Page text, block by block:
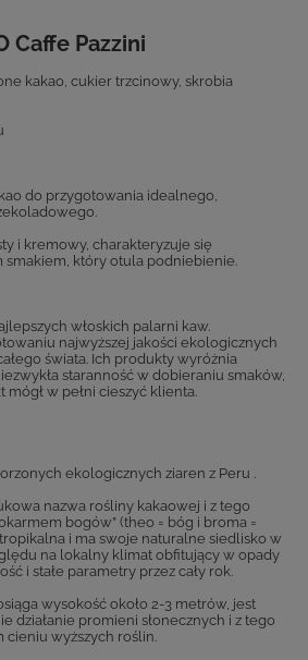
Caffe Pazzini
kakao, cukier trzcinowy, skrobia
do przygotowania idealnego,
i kremowy, charakteryzuje się
który otula podniebienie.
włoskich palarni kaw.
najwyższej jakości ekologicznych
świata. Ich produkty wyróżnia
staranność w dobieraniu smaków,
w pełni cieszyć klienta.
ekologicznych ziaren z Peru .
nazwa rośliny kakaowej i z tego
bogów” (theo = bóg i broma =
i ma swoje naturalne siedlisko w
na lokalny klimat obfitujący w opady
i stałe parametry przez cały rok.
wysokość około 2-3 metrów, jest
działanie promieni słonecznych i z tego
cieniu wyższych roślin.